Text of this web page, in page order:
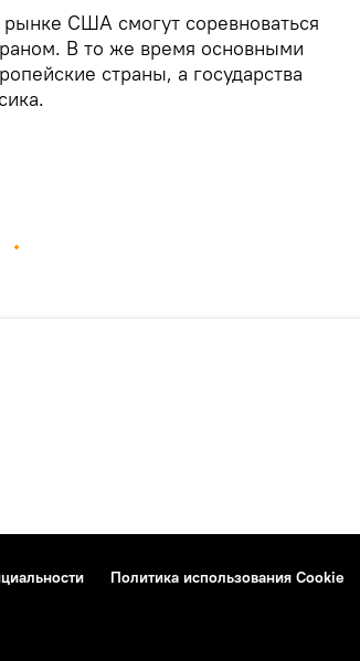
США смогут соревноваться
В то же время основными
страны, а государства
Политика использования Cookie